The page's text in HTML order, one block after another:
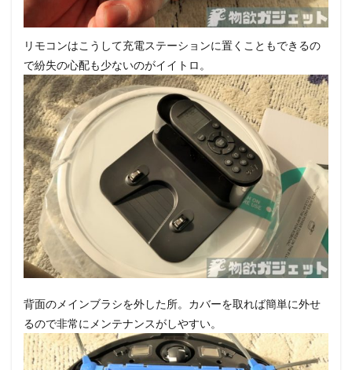
リモコンはこうして充電ステーションに置くこともできるの
で紛失の心配も少ないのがイイトロ。
背面のメインブラシを外した所。カバーを取れば簡単に外せ
るので非常にメンテナンスがしやすい。